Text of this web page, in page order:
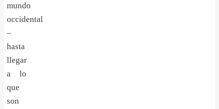
mundo
occidental
–
hasta
llegar
a lo
que
son